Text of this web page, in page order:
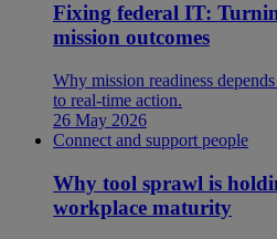
Fixing federal IT:
mission outcomes
Why mission readiness
to real-time action.
26 May 2026
Connect and support people
Why tool sprawl is
workplace maturity